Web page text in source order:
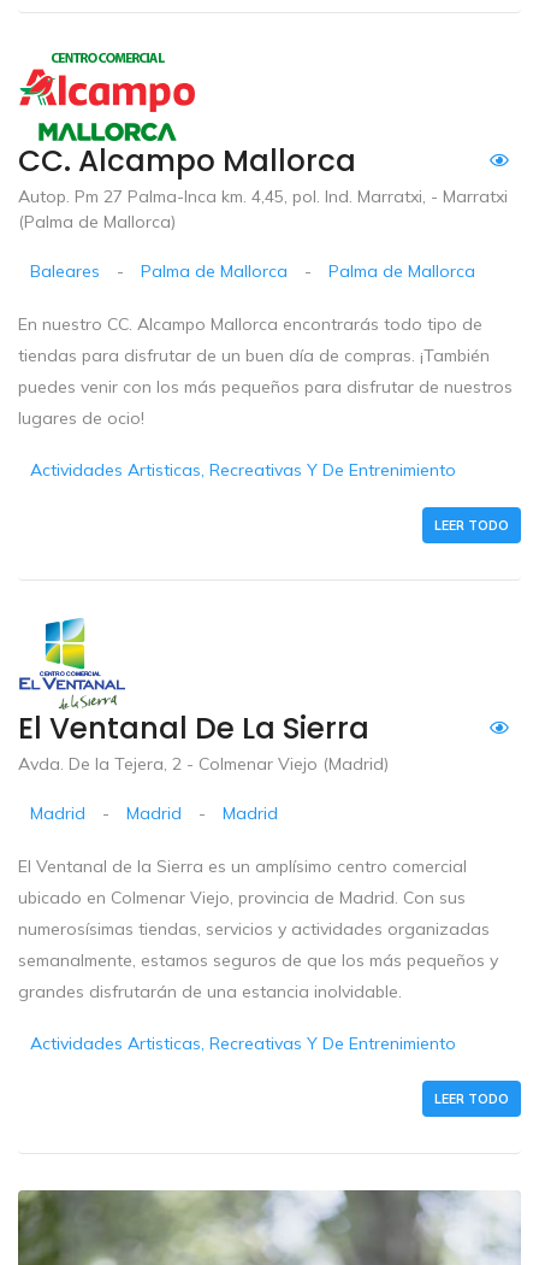
CC. Alcampo Mallorca
Autop. Pm 27 Palma-Inca km. 4,45, pol. Ind. Marratxi, - Marratxi
(Palma de Mallorca)
Baleares - Palma de Mallorca - Palma de Mallorca
En nuestro CC. Alcampo Mallorca encontrarás todo tipo de
tiendas para disfrutar de un buen día de compras. ¡También
puedes venir con los más pequeños para disfrutar de nuestros
lugares de ocio!
Actividades Artisticas, Recreativas Y De Entrenimiento
LEER TODO
El Ventanal De La Sierra
Avda. De la Tejera, 2 - Colmenar Viejo (Madrid)
Madrid - Madrid - Madrid
El Ventanal de la Sierra es un amplísimo centro comercial
ubicado en Colmenar Viejo, provincia de Madrid. Con sus
numerosísimas tiendas, servicios y actividades organizadas
semanalmente, estamos seguros de que los más pequeños y
grandes disfrutarán de una estancia inolvidable.
Actividades Artisticas, Recreativas Y De Entrenimiento
LEER TODO